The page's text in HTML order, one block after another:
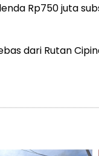
Rp750 juta
dari Rutan